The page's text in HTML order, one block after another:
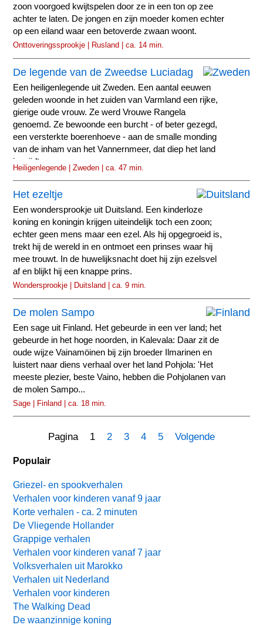
zoon voorgoed kwijtspelen door ze in een ton op zee
achter te laten. De jongen en zijn moeder komen echter
op een eiland waar een betoverde zwaan woont.
Onttoveringssprookje | Rusland | ca. 14 min.
De legende van de Zweedse Luciadag
Een heiligenlegende uit Zweden. Een aantal eeuwen
geleden woonde in het zuiden van Varmland een rijke,
gierige oude vrouw. Ze werd Vrouwe Rangela
genoemd. Ze bewoonde een burcht - of beter gezegd,
een versterkte boerenhoeve - aan de smalle monding
van de inham van het Vannernmeer, dat diep het land
insnijdt.
Heiligenlegende | Zweden | ca. 47 min.
Het ezeltje
Een wondersprookje uit Duitsland. Een kinderloze
koning en koningin krijgen uiteindelijk toch een zoon;
echter geen mens maar een ezel. Als hij opgegroeid is,
trekt hij de wereld in en ontmoet een prinses waar hij
mee trouwt. In de huwelijksnacht doet hij zijn ezelsvel
af en blijkt hij een knappe prins.
Wondersprookje | Duitsland | ca. 9 min.
De molen Sampo
Een sage uit Finland. Het gebeurde in een ver land; het
gebeurde in het hoge noorden, in Kalevala: Daar zit de
oude wijze Vainamöinen bij zijn broeder Ilmarinen en
luistert naar diens verhaal over het land Pohjola: 'Het
meeste plezier, beste Vaino, hebben die Pohjolanen van
de molen Sampo...
Sage | Finland | ca. 18 min.
Pagina 1 2 3 4 5 Volgende
Populair
Griezel- en spookverhalen
Verhalen voor kinderen vanaf 9 jaar
Korte verhalen - ca. 2 minuten
De Vliegende Hollander
Grappige verhalen
Verhalen voor kinderen vanaf 7 jaar
Volksverhalen uit Marokko
Verhalen uit Nederland
Verhalen voor kinderen
The Walking Dead
De waanzinnige koning